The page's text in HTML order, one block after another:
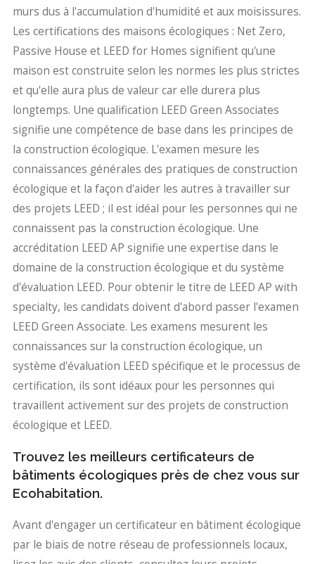
murs dus à l'accumulation d'humidité et aux moisissures.
Les certifications des maisons écologiques : Net Zero,
Passive House et LEED for Homes signifient qu'une
maison est construite selon les normes les plus strictes
et qu'elle aura plus de valeur car elle durera plus
longtemps. Une qualification LEED Green Associates
signifie une compétence de base dans les principes de
la construction écologique. L'examen mesure les
connaissances générales des pratiques de construction
écologique et la façon d'aider les autres à travailler sur
des projets LEED ; il est idéal pour les personnes qui ne
connaissent pas la construction écologique. Une
accréditation LEED AP signifie une expertise dans le
domaine de la construction écologique et du système
d'évaluation LEED. Pour obtenir le titre de LEED AP with
specialty, les candidats doivent d'abord passer l'examen
LEED Green Associate. Les examens mesurent les
connaissances sur la construction écologique, un
système d'évaluation LEED spécifique et le processus de
certification, ils sont idéaux pour les personnes qui
travaillent activement sur des projets de construction
écologique et LEED.
Trouvez les meilleurs certificateurs de
bâtiments écologiques près de chez vous sur
Ecohabitation.
Avant d'engager un certificateur en bâtiment écologique
par le biais de notre réseau de professionnels locaux,